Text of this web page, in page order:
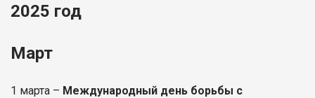
2025 год
Март
1 марта – Международный день борьбы с